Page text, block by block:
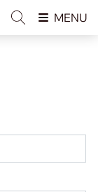
MENU